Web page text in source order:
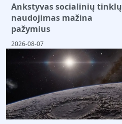
Ankstyvas socialinių tinklų
naudojimas mažina
pažymius
2026-08-07